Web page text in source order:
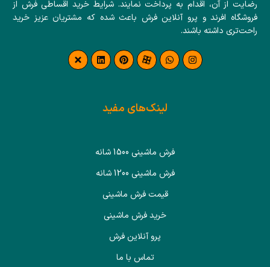
رضایت از آن، اقدام به پرداخت نمایند. شرایط خرید اقساطی فرش از
فروشگاه افرند و پرو آنلاین فرش باعث شده که مشتریان عزیز خرید
راحت‌تری داشته باشند.
لینک‌های مفید
فرش ماشینی 1500 شانه
فرش ماشینی 1200 شانه
قیمت فرش ماشینی
خرید فرش ماشینی
پرو آنلاین فرش
تماس با ما